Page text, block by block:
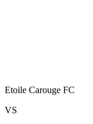
Etoile Carouge FC
VS